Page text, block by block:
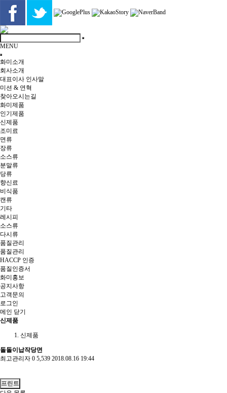
MENU
화미소개
회사소개
대표이사 인사말
미션 & 연혁
찾아오시는길
화미제품
인기제품
신제품
조미료
면류
장류
소스류
분말류
당류
향신료
비식품
캔류
기타
레시피
소스류
다시류
품질관리
품질관리
HACCP 인증
품질인증서
화미홍보
공지사항
고객문의
로그인
메인 닫기
신제품
신제품
돌돌이납작당면
최고관리자 0 5,539 2018.08.16 19:44
프린트